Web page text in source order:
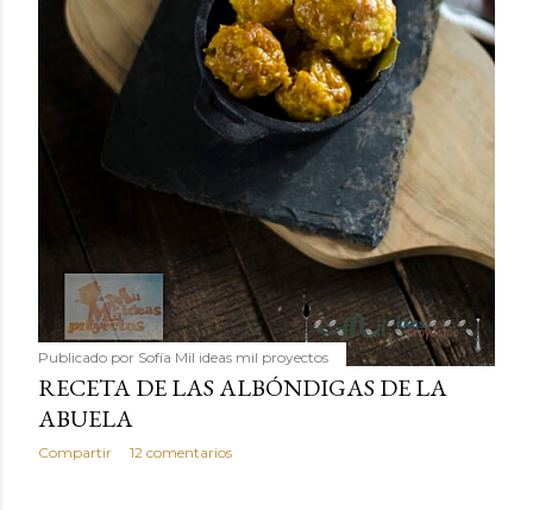
Publicado por Sofía Mil ideas mil proyectos
RECETA DE LAS ALBÓNDIGAS DE LA
ABUELA
Compartir 12 comentarios